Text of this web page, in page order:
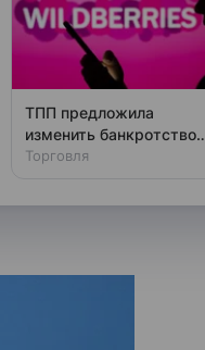
апреле
ТПП предложила
изменить банкротство
для селлеров Wildberries
Торговля